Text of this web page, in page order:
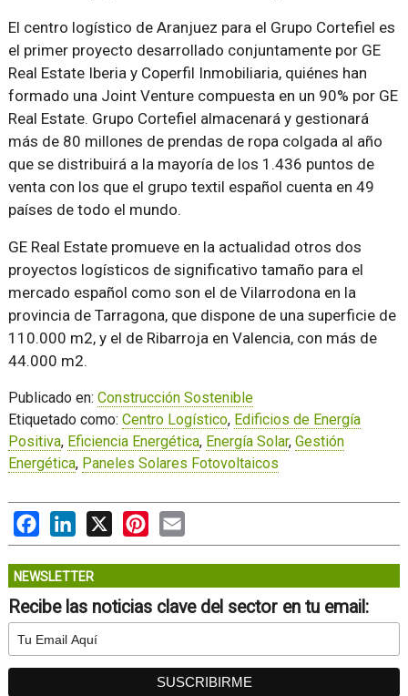
El centro logístico de Aranjuez para el Grupo Cortefiel es
el primer proyecto desarrollado conjuntamente por GE
Real Estate Iberia y Coperfil Inmobiliaria, quiénes han
formado una Joint Venture compuesta en un 90% por GE
Real Estate. Grupo Cortefiel almacenará y gestionará
más de 80 millones de prendas de ropa colgada al año
que se distribuirá a la mayoría de los 1.436 puntos de
venta con los que el grupo textil español cuenta en 49
países de todo el mundo.
GE Real Estate promueve en la actualidad otros dos
proyectos logísticos de significativo tamaño para el
mercado español como son el de Vilarrodona en la
provincia de Tarragona, que dispone de una superficie de
110.000 m2, y el de Ribarroja en Valencia, con más de
44.000 m2.
Publicado en: Construcción Sostenible
Etiquetado como: Centro Logístico, Edificios de Energía
Positiva, Eficiencia Energética, Energía Solar, Gestión
Energética, Paneles Solares Fotovoltaicos
FacebookLinkedIn
X PinterestEmail
NEWSLETTER
Recibe las noticias clave del sector en tu email: